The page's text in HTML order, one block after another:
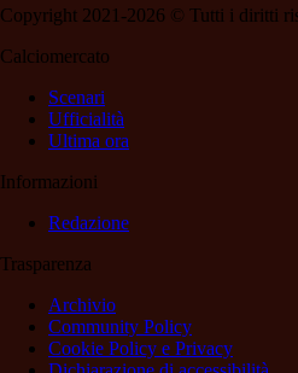
Copyright 2021-2026 © Tutti i diritti
Calciomercato
Scenari
Ufficialità
Ultima ora
Informazioni
Redazione
Trasparenza
Archivio
Community Policy
Cookie Policy e Privacy